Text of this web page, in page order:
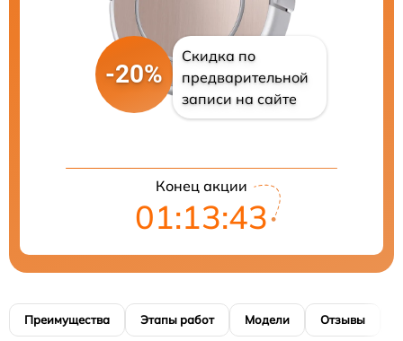
-20%
Скидка по
предварительной
записи на сайте
Конец акции
01:13:42
Преимущества Этапы работ Модели Отзывы